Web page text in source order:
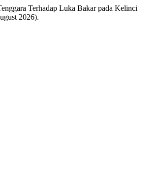
Terhadap Luka Bakar pada Kelinci
2026).